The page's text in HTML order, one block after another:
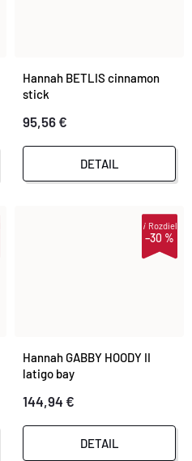
Hannah BETLIS cinnamon
stick
95,56 €
DETAIL
–30 %
iRozdiel
Hannah GABBY HOODY II
latigo bay
144,94 €
DETAIL